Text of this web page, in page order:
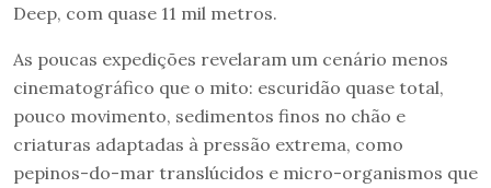
Deep, com quase 11 mil metros.
As poucas expedições revelaram um cenário menos
cinematográfico que o mito: escuridão quase total,
pouco movimento, sedimentos finos no chão e
criaturas adaptadas à pressão extrema, como
pepinos-do-mar translúcidos e micro-organismos que